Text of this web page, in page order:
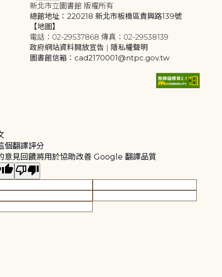
新北市立圖書館 版權所有
總館地址：220218 新北市板橋區貴興路139號
【地圖】
電話：02-29537868 傳真：02-29538139
政府網站資料開放宣告 | 隱私權聲明
圖書館信箱：cad2170001@ntpc.gov.tw
個翻譯評分
意見回饋將用於協助改善 Google 翻譯品質